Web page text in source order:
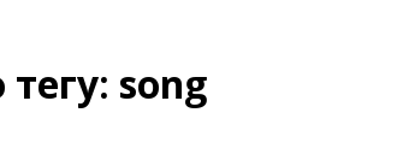
song